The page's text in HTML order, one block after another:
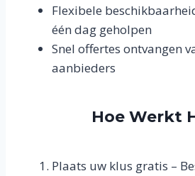
Flexibele
één dag geholpen
Snel offertes ontvangen
aanbieders
Hoe Werkt
Plaats uw klus gratis –